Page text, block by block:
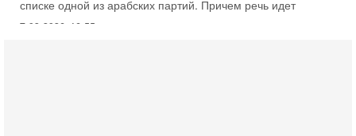
списке одной из арабских партий. Причем речь идет
7-08-2026, 16:55